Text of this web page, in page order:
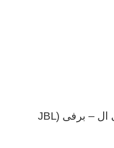
شن سانسیبار جی بی ال – برفی (JBL